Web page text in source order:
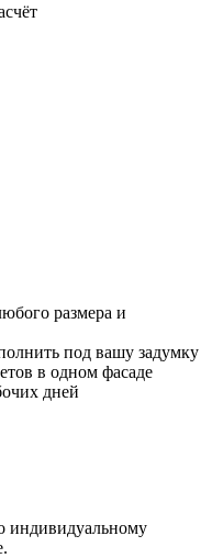
размера и
под вашу задумку
в одном фасаде
дней
индивидуальному